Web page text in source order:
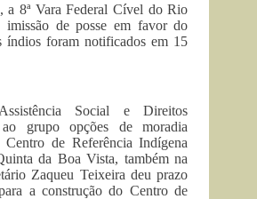
a 8ª Vara Federal Cível do Rio
imissão de posse em favor do
índios foram notificados em 15
Social e Direitos
grupo opções de moradia
de Referência Indígena
da Boa Vista, também na
Zaqueu Teixeira deu prazo
a construção do Centro de